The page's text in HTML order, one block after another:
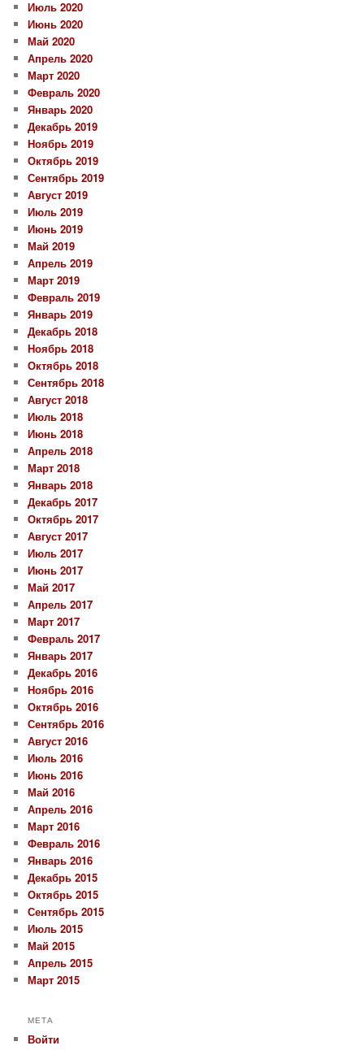
Июль 2020
Июнь 2020
Май 2020
Апрель 2020
Март 2020
Февраль 2020
Январь 2020
Декабрь 2019
Ноябрь 2019
Октябрь 2019
Сентябрь 2019
Август 2019
Июль 2019
Июнь 2019
Май 2019
Апрель 2019
Март 2019
Февраль 2019
Январь 2019
Декабрь 2018
Ноябрь 2018
Октябрь 2018
Сентябрь 2018
Август 2018
Июль 2018
Июнь 2018
Апрель 2018
Март 2018
Январь 2018
Декабрь 2017
Октябрь 2017
Август 2017
Июль 2017
Июнь 2017
Май 2017
Апрель 2017
Март 2017
Февраль 2017
Январь 2017
Декабрь 2016
Ноябрь 2016
Октябрь 2016
Сентябрь 2016
Август 2016
Июль 2016
Июнь 2016
Май 2016
Апрель 2016
Март 2016
Февраль 2016
Январь 2016
Декабрь 2015
Октябрь 2015
Сентябрь 2015
Июль 2015
Май 2015
Апрель 2015
Март 2015
МЕТА
Войти